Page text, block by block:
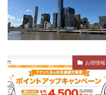
お得情報